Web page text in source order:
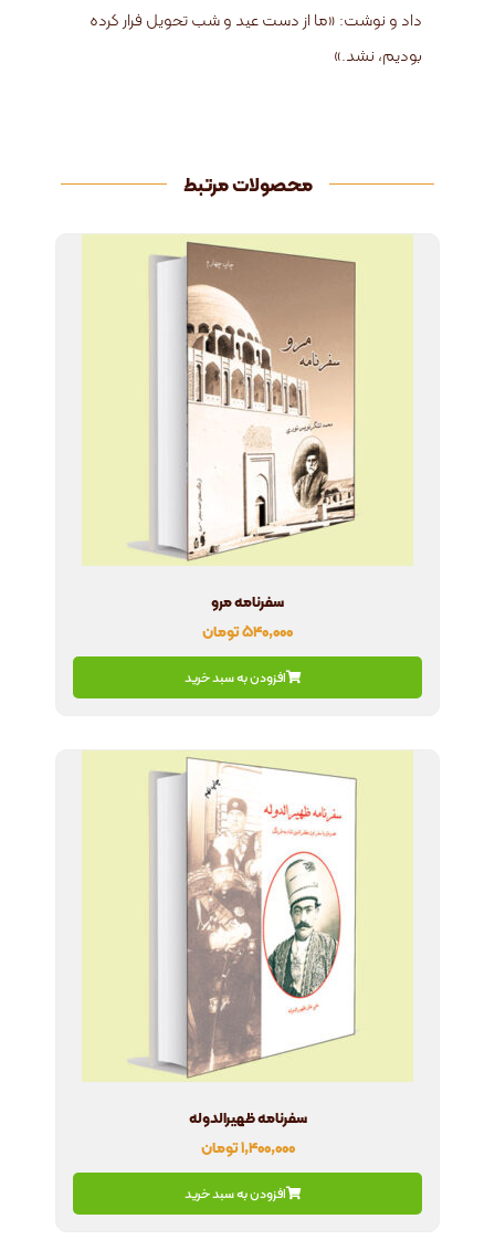
داد و نوشت: «ما از دست عید و شب تحویل فرار کرده
بودیم، نشد.»
محصولات مرتبط
سفرنامه مرو
۵۴۰,۰۰۰تومان
افزودن به سبد خرید
سفرنامه ظهیرالدوله
۱,۴۰۰,۰۰۰تومان
افزودن به سبد خرید